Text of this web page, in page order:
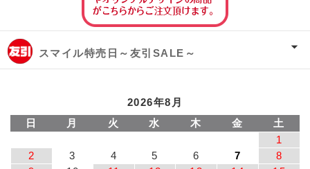
スマイル特売日～友引SALE～
2026年8月
日
月 火 水 木 金
土
1
2
3 4 5 6 7
8